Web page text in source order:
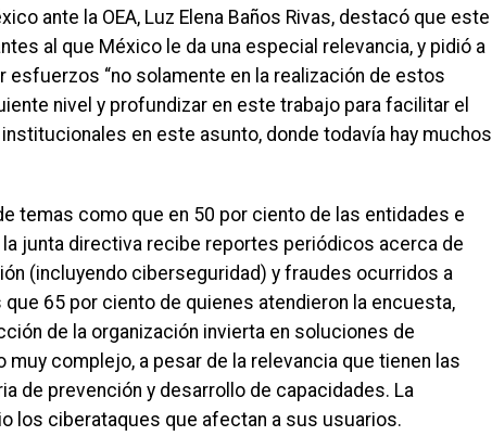
ante la OEA, Luz Elena Baños Rivas, destacó que este
al que México le da una especial relevancia, y pidió a
esfuerzos “no solamente en la realización de estos
nivel y profundizar en este trabajo para facilitar el
en este asunto, donde todavía hay muchos
temas como que en 50 por ciento de las entidades e
junta directiva recibe reportes periódicos acerca de
(incluyendo ciberseguridad) y fraudes ocurridos a
65 por ciento de quienes atendieron la encuesta,
de la organización invierta en soluciones de
complejo, a pesar de la relevancia que tienen las
de prevención y desarrollo de capacidades. La
los ciberataques que afectan a sus usuarios.